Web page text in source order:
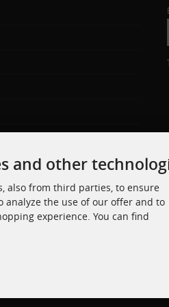
. Die
and other
also from third parties, to ensure
the use of our offer and to
experience. You can find